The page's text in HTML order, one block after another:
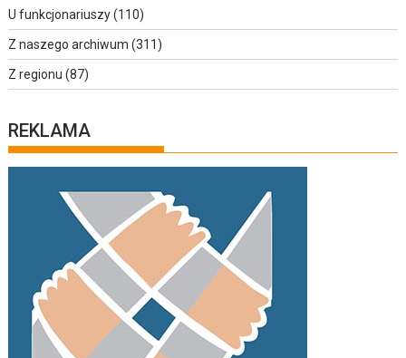
U funkcjonariuszy(110)
Z naszego archiwum (311)
Z regionu (87)
REKLAMA